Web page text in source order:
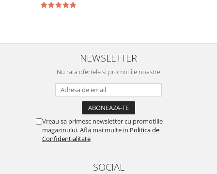
NEWSLETTER
Nu rata ofertele si promotiile noastre
Vreau sa primesc newsletter cu promotiile
magazinului. Afla mai multe in Politica de
Confidentialitate
SOCIAL